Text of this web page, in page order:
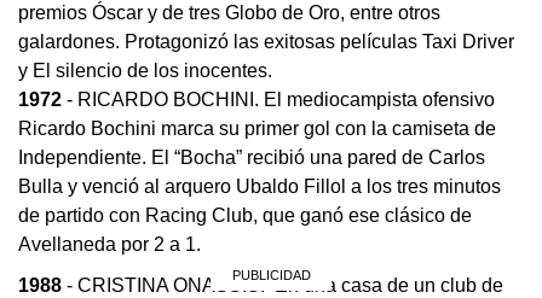
premios Óscar y de tres Globo de Oro, entre otros
galardones. Protagonizó las exitosas películas Taxi Driver
y El silencio de los inocentes.
1972 - RICARDO BOCHINI. El mediocampista ofensivo
Ricardo Bochini marca su primer gol con la camiseta de
Independiente. El “Bocha” recibió una pared de Carlos
Bulla y venció al arquero Ubaldo Fillol a los tres minutos
de partido con Racing Club, que ganó ese clásico de
Avellaneda por 2 a 1.
1988 - CRISTINA ONASSIS. En una casa de un club de